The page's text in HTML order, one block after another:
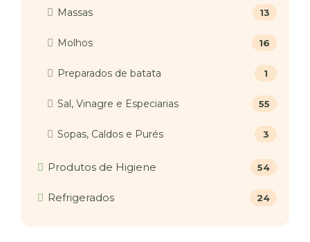
Massas 13
Molhos 16
Preparados de batata 1
Sal, Vinagre e Especiarias 55
Sopas, Caldos e Purés 3
Produtos de Higiene 54
Refrigerados 24